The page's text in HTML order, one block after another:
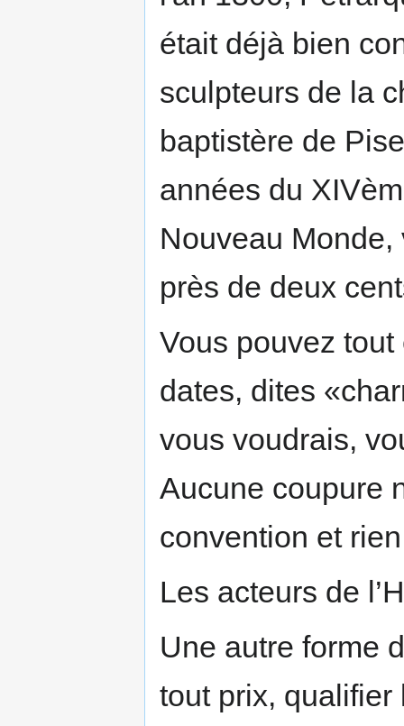
était déjà bien
sculpteurs de la
baptistère de
années du
Nouveau
près de deux
Vous pouvez
dates, dites
vous voudrais,
Aucune coupure
convention et
Les acteurs de
Une autre forme
tout prix, qualifier